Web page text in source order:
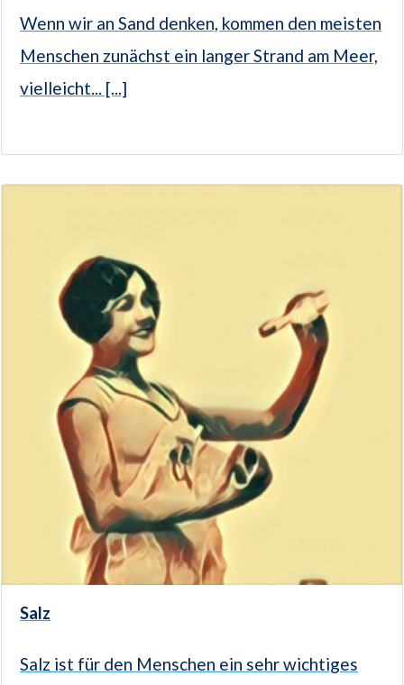
Wenn wir an Sand denken, kommen den meisten
Menschen zunächst ein langer Strand am Meer,
vielleicht... [...]
Salz
Salz ist für den Menschen ein sehr wichtiges